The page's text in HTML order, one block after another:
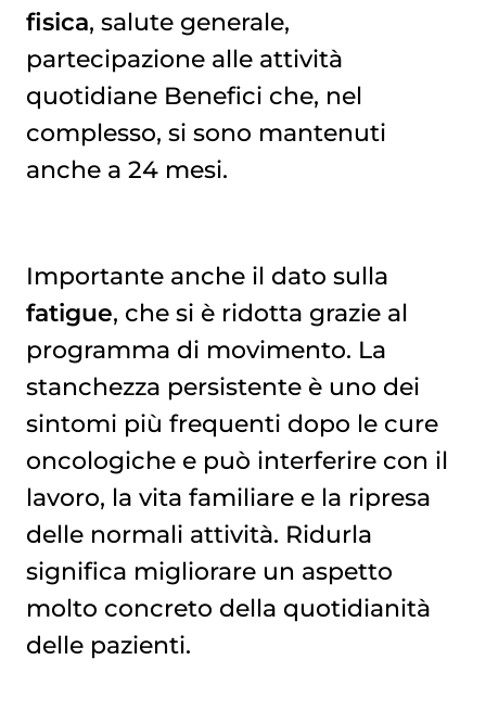
fisica, salute generale,
partecipazione alle attività
quotidiane Benefici che, nel
complesso, si sono mantenuti
anche a 24 mesi.
Importante anche il dato sulla
fatigue, che si è ridotta grazie al
programma di movimento. La
stanchezza persistente è uno dei
sintomi più frequenti dopo le cure
oncologiche e può interferire con il
lavoro, la vita familiare e la ripresa
delle normali attività. Ridurla
significa migliorare un aspetto
molto concreto della quotidianità
delle pazienti.